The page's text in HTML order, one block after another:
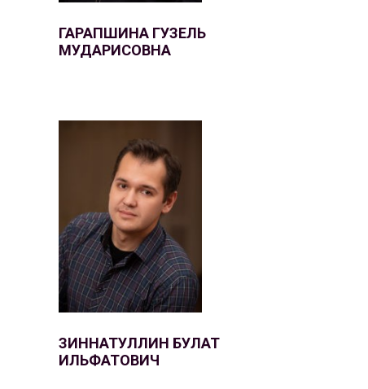
ГАРАПШИНА ГУЗЕЛЬ
МУДАРИСОВНА
ЗИННАТУЛЛИН БУЛАТ
ИЛЬФАТОВИЧ